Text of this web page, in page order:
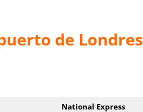
de Londres
National Express